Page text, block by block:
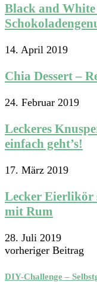
Black and
14. April 2019
Chia Dessert –
24. Februar 2019
Leckeres
einfach geht’s!
17. März 2019
Lecker Eierlikör
mit Rum
28. Juli 2019
vorheriger Beitrag
DIY-Challenge –